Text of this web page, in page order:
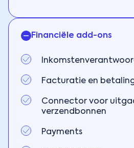
Financiële add-ons
Facturatie en
Connector voor
verzendbonnen
Payments